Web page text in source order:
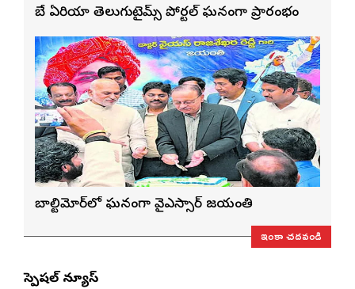
బే ఏరియా తెలుగుటైమ్స్ పోర్టల్ ఘనంగా ప్రారంభం
బాల్టిమోర్‌లో ఘనంగా వైఎస్సార్‌ జయంతి
ఇంకా చదవండి
స్పెషల్ న్యూస్